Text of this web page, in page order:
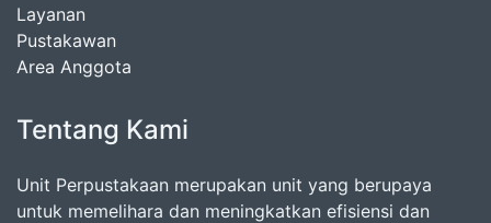
Layanan
Pustakawan
Area Anggota
Tentang Kami
Unit Perpustakaan merupakan unit yang berupaya
untuk memelihara dan meningkatkan efisiensi dan